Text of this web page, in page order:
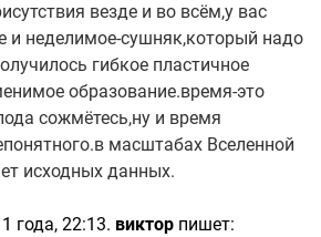
везде и во всём,у вас
и неделимое-сушняк,который надо
гибкое пластичное
образование.время-это
сожмётесь,ну и время
масштабах Вселенной
исходных данных.
года, 22:13. виктор пишет: